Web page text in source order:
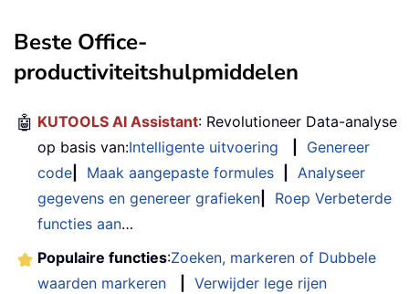
Beste Office-
productiviteitshulpmiddelen
🤖 KUTOOLS AI Assistant: Revolutioneer Data-analyse
op basis van:Intelligente uitvoering
Genereer
code
Maak aangepaste formules
Analyseer
gegevens en genereer grafieken
Roep Verbeterde
functies aan…
Populaire functies:Zoeken, markeren of Dubbele
waarden markeren
Verwijder lege rijen